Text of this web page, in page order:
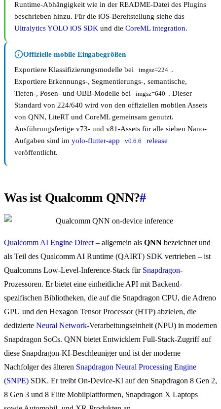
Runtime-Abhängigkeit wie in der README-Datei des Plugins
beschrieben hinzu. Für die iOS-Bereitstellung siehe das
Ultralytics YOLO iOS SDK und die CoreML integration.
Offizielle mobile Eingabegrößen
Exportiere Klassifizierungsmodelle bei
imgsz=224 .
Exportiere Erkennungs-, Segmentierungs-, semantische,
Tiefen-, Posen- und OBB-Modelle bei
imgsz=640 . Dieser
Standard von 224/640 wird von den offiziellen mobilen Assets
von QNN, LiteRT und CoreML gemeinsam genutzt.
Ausführungsfertige v73- und v81-Assets für alle sieben Nano-
Aufgaben sind im yolo-flutter-app v0.6.6
release
veröffentlicht.
Was ist Qualcomm QNN?#
Qualcomm AI Engine Direct – allgemein als QNN bezeichnet und
als Teil des Qualcomm AI Runtime (QAIRT) SDK vertrieben – ist
Qualcomms Low-Level-Inference-Stack für Snapdragon-
Prozessoren. Er bietet eine einheitliche API mit Backend-
spezifischen Bibliotheken, die auf die Snapdragon CPU, die Adreno
GPU und den Hexagon Tensor Processor (HTP) abzielen, die
dedizierte Neural Network-Verarbeitungseinheit (NPU) in modernen
Snapdragon SoCs. QNN bietet Entwicklern Full-Stack-Zugriff auf
diese Snapdragon-KI-Beschleuniger und ist der moderne
Nachfolger des älteren Snapdragon Neural Processing Engine
(SNPE) SDK. Er treibt On-Device-KI auf den Snapdragon 8 Gen 2,
8 Gen 3 und 8 Elite Mobilplattformen, Snapdragon X Laptops